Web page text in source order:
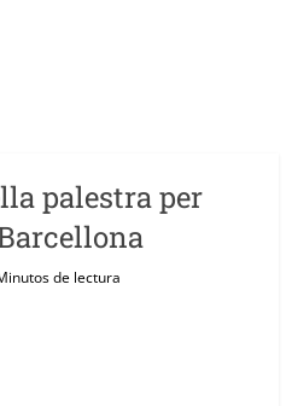
palestra per
de lectura